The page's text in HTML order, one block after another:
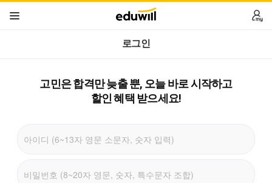
로그인
고민은 합격만 늦출 뿐, 오늘 바로 시작하고
할인 혜택 받으세요!